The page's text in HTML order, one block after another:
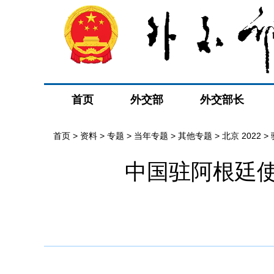
首页 外交部 外交部长
首页 > 资料 > 专题 > 当年专题 > 其他专题 > 北京 2022 >
中国驻阿根廷